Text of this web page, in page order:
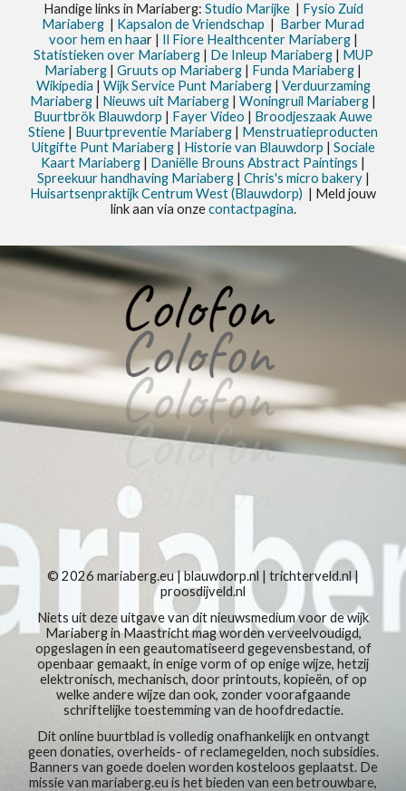
Handige links in Mariaberg: Studio Marijke | Fysio Zuid
Mariaberg | Kapsalon de Vriendschap | Barber Murad
voor hem en haar | Il Fiore Healthcenter Mariaberg|
Statistieken over Mariaberg| De Inleup Mariaberg| MUP
Mariaberg | Gruuts op Mariaberg | Funda Mariaberg |
Wikipedia | Wijk Service PuntMariaberg| Verduurzaming
Mariaberg | Nieuws uit Mariaberg | Woningruil Mariaberg |
Buurtbrök Blauwdorp | Fayer Video | Broodjeszaak Auwe
Stiene | Buurtpreventie Mariaberg | Menstruatieproducten
Uitgifte Punt Mariaberg| Historie van Blauwdorp | Sociale
Kaart Mariaberg | Daniëlle Brouns Abstract Paintings |
Spreekuur handhaving Mariaberg| Chris's micro bakery|
Huisartsenpraktijk Centrum West (Blauwdorp) | Meld jouw
link aan via onzecontactpagina.
© 2026 mariaberg.eu|blauwdorp.nl | trichterveld.nl|
proosdijveld.nl
Niets uit deze uitgave van dit nieuwsmedium voor de wijk
Mariaberg in Maastricht mag worden verveelvoudigd,
opgeslagen in een geautomatiseerd gegevensbestand, of
openbaar gemaakt, in enige vorm of op enige wijze, hetzij
elektronisch, mechanisch, door printouts, kopieën, of op
welke andere wijze dan ook, zonder voorafgaande
schriftelijke toestemming van de hoofdredactie.
Dit online buurtblad is volledig onafhankelijk en ontvangt
geen donaties, overheids- of reclamegelden, noch subsidies.
Banners van goede doelen worden kosteloos geplaatst. De
missie van mariaberg.eu is het bieden van een betrouwbare,